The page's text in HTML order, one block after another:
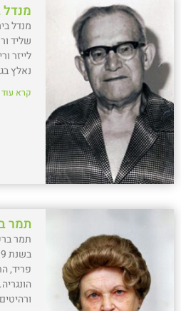
מנדל
מנדל
שליד
לייזר
נאלץ
קרא
תמר
תמר
פריד,
ורהיטים